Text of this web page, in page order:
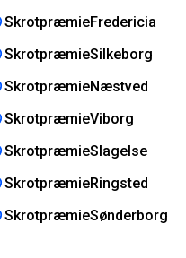
SkrotpræmieFredericia
SkrotpræmieSilkeborg
SkrotpræmieNæstved
SkrotpræmieViborg
SkrotpræmieSlagelse
SkrotpræmieRingsted
SkrotpræmieSønderborg